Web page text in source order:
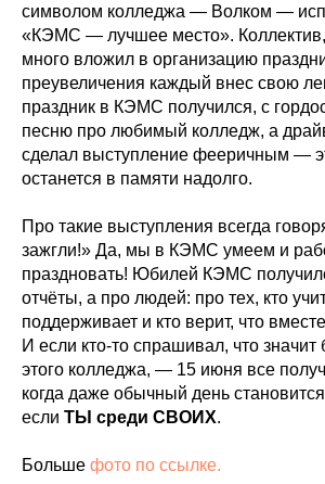
символом колледжа — Волком —
«КЭМС — лучшее место». Коллектив,
много вложил в организацию
преувеличения каждый внес свою
праздник в КЭМС получился, с
песню про любимый колледж, а
сделал выступление фееричным —
останется в памяти надолго.
Про такие выступления всегда
зажгли!» Да, мы в КЭМС умеем и
праздновать! Юбилей КЭМС
отчёты, а про людей: про тех, кто
поддерживает и кто верит, что
И если кто‑то спрашивал, что значит
этого колледжа, — 15 июня все
когда даже обычный день
если ТЫ среди СВОИХ.
Больше фото по ссылке.